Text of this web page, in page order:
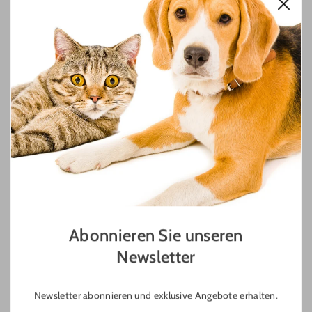
Abonnieren Sie unseren
Newsletter
Newsletter abonnieren und exklusive Angebote erhalten.
Hunde sind nicht nur treue Begleiter, sondern auch verspielt und
voller Energie. Genau aus diesem Grund ist das richtige Hund
Spielzeug entscheidend für das Wohlbefinden und die
Entwicklung Ihres vierbeinigen Freundes. Unser neues Paket mit
Baumwollseil-Spielzeugen in Form von verschiedenen Obstsorten
ist die ideale Wahl für jeden Hundeliebhaber. Diese Spielzeuge
sind nicht nur farbenfroh und ansprechend, sondern auch
besonders langlebig und widerstandsfähig, perfekt für ausgiebige
Spielzeiten im Innen- und Außenbereich. Lassen Sie uns nun die
besonderen Merkmale dieses aufregenden Hund Spielzeugs näher
1. Bunte Vielfalt und realistische Gestaltung
Die verschiedenen Obstsorten – darunter Aubergine, Apfel, Birne,
Mandarine und Erdbeere – sind nicht nur optisch ansprechend,
sondern auch ideal, um das Spielverhalten Ihres Hundes zu
Hundes und machen das Spielen noch spannender. Zudem